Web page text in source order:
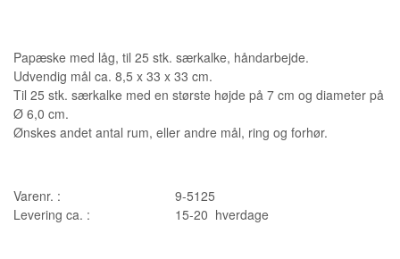
Papæske med låg, til 25 stk. særkalke, håndarbejde.
Udvendig mål ca. 8,5 x 33 x 33 cm.
Til 25 stk. særkalke med en største højde på 7 cm og diameter på
Ø 6,0 cm.
Ønskes andet antal rum, eller andre mål, ring og forhør.
Varenr. :
9-5125
Levering ca. :
15-20 hverdage